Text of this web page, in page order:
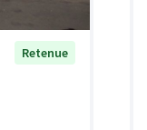
Retenue